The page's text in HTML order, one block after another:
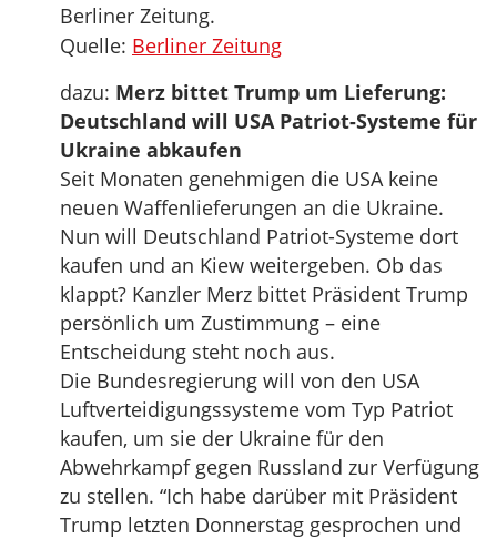
Berliner Zeitung.
Quelle: Berliner Zeitung
dazu: Merz bittet Trump um Lieferung:
Deutschland will USA Patriot-Systeme für
Ukraine abkaufen
Seit Monaten genehmigen die USA keine
neuen Waffenlieferungen an die Ukraine.
Nun will Deutschland Patriot-Systeme dort
kaufen und an Kiew weitergeben. Ob das
klappt? Kanzler Merz bittet Präsident Trump
persönlich um Zustimmung – eine
Entscheidung steht noch aus.
Die Bundesregierung will von den USA
Luftverteidigungssysteme vom Typ Patriot
kaufen, um sie der Ukraine für den
Abwehrkampf gegen Russland zur Verfügung
zu stellen. “Ich habe darüber mit Präsident
Trump letzten Donnerstag gesprochen und